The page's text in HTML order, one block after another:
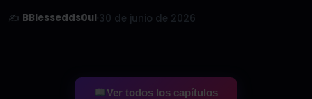
✍️ BBlessedds0ul 30 de junio de 2026
Ver todos los capítulos